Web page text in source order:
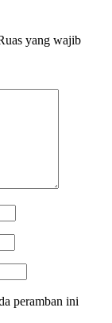
yang wajib
peramban ini